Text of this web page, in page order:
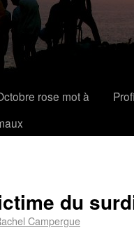
rose mot à
du
Campergue